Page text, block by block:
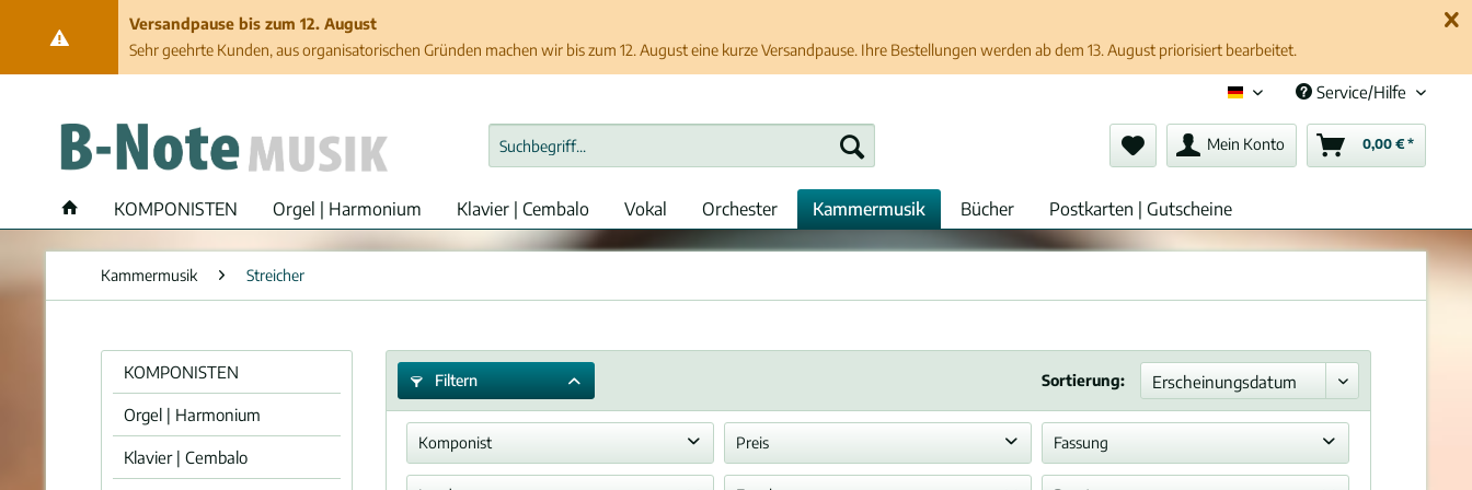
Versandpause bis zum 12. August
Sehr geehrte Kunden, aus organisatorischen Gründen machen wir bis zum 12. August eine kurze Versandpause. Ihre Bestellungen werden ab dem 13. August priorisiert bearbeitet.
Deutsch (de)
Service/Hilfe
Mein Konto 0,00 € *
KOMPONISTEN Orgel | Harmonium Klavier | Cembalo Vokal Orchester Kammermusik Bücher Postkarten | Gutscheine
Kammermusik Streicher
KOMPONISTEN
Orgel | Harmonium
Klavier | Cembalo
Filtern Sortierung:
Komponist Preis Fassung